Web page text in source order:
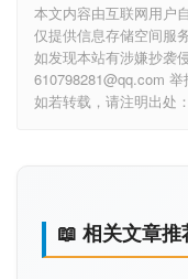
本文内容由互联网用户
仅提供信息存储空间服
如发现本站有涉嫌抄袭
610798281@qq.com 举
如若转载，请注明出处
📖 相关文章推